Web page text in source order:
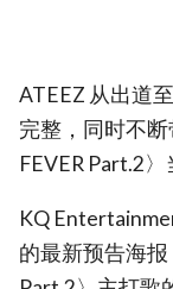
ATEEZ 从出道
完整，同时不
FEVER Part.2
KQ
的最新预告海报